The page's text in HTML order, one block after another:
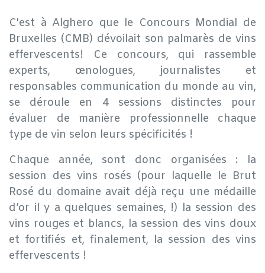
C'est à Alghero que le Concours Mondial de
Bruxelles (CMB) dévoilait son palmarès de vins
effervescents! Ce concours, qui rassemble
experts, œnologues, journalistes et
responsables communication du monde au vin,
se déroule en 4 sessions distinctes pour
évaluer de manière professionnelle chaque
type de vin selon leurs spécificités !
Chaque année, sont donc organisées : la
session des vins rosés (pour laquelle le Brut
Rosé du domaine avait déjà reçu une médaille
d’or il y a quelques semaines, !) la session des
vins rouges et blancs, la session des vins doux
et fortifiés et, finalement, la session des vins
effervescents !